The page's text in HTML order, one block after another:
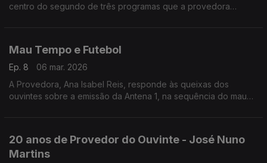
centro do segundo de três programas que a provedora
Mau Tempo e Futebol
Ep. 8
06 mar. 2026
A Provedora, Ana Isabel Reis, responde às queixas dos
ouvintes sobre a emissão da Antena 1, na sequência do mau
20 anos de Provedor do Ouvinte - José Nuno
Martins